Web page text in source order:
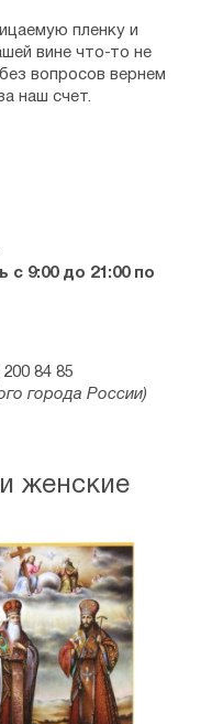
9:00 до 21:00 по
84 85
города России)
пленку и
вине что-то не
вопросов вернем
наш счет.
женские